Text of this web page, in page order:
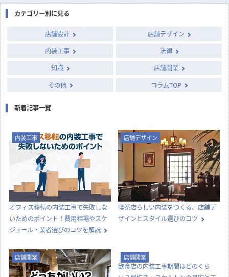
カテゴリー別に見る
店舗設計
店舗デザイン
内装工事
法律
知識
店舗開業
その他
コラムTOP
新着記事一覧
内装工事
オフィス移転の内装工事で失敗しな
いためのポイント！費用相場やスケ
ジュール・業者選びのコツを解説
店舗デザイン
喫茶店らしい内装をつくる、店舗デ
ザインとスタイル選びのコツ
店舗開業 店舗開業